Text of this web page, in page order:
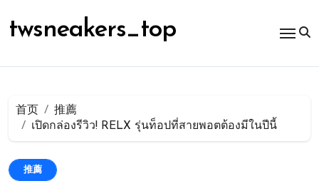
容
twsneakers_top
首页
推薦
เปิดกล่องรีวิว! RELX รุ่นท็อปที่สายพอตต้องมีในปีนี้
推薦